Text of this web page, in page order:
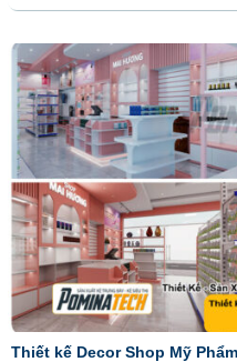
Thiết kế Decor Shop Mỹ